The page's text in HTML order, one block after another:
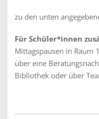
zu den unten
Für Schüler*innen
Mittagspausen in Raum
über eine
Bibliothek oder über